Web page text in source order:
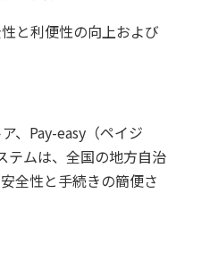
と利便性の向上および
、Pay-easy（ペイジ
テムは、全国の地方自治
全性と手続きの簡便さ